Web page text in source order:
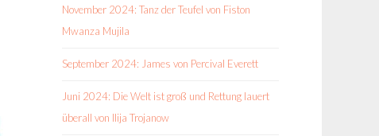
November 2024: Tanz der Teufel von Fiston
Mwanza Mujila
September 2024: James von Percival Everett
Juni 2024: Die Welt ist groß und Rettung lauert
überall von Ilija Trojanow